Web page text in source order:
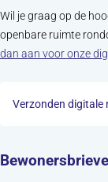
Wil je graag op de
openbare ruimte
dan aan voor onze
Verzonden digitale